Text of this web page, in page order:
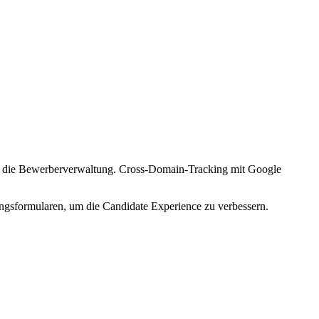
Bewerberverwaltung. Cross-Domain-Tracking mit Google
um die Candidate Experience zu verbessern.